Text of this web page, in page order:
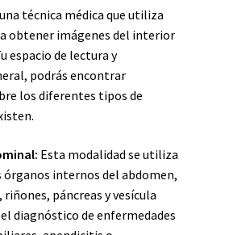
técnica médica que utiliza
obtener imágenes del interior
espacio de lectura y
podrás encontrar
los diferentes tipos de
Esta modalidad se utiliza
órganos internos del abdomen,
páncreas y vesícula
diagnóstico de enfermedades